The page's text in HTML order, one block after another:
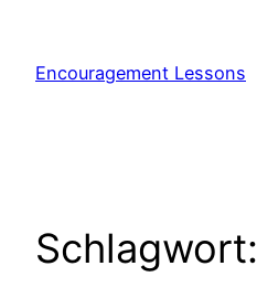
Encouragement Lessons
Schlagwort: